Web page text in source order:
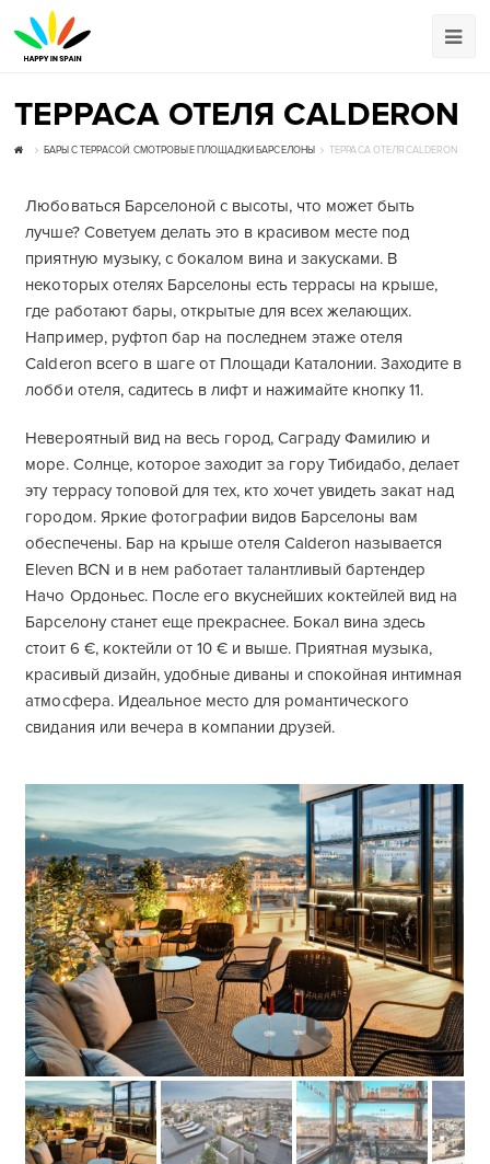
ТЕРРАСА ОТЕЛЯ CALDERON
БАРЫ С ТЕРРАСОЙ,СМОТРОВЫЕ ПЛОЩАДКИ БАРСЕЛОНЫ ТЕРРАСА ОТЕЛЯ CALDERON
Любоваться Барселоной с высоты, что может быть
лучше? Советуем делать это в красивом месте под
приятную музыку, с бокалом вина и закусками. В
некоторых отелях Барселоны есть террасы на крыше,
где работают бары, открытые для всех желающих.
Например, руфтоп бар на последнем этаже отеля
Calderon всего в шаге от Площади Каталонии. Заходите в
лобби отеля, садитесь в лифт и нажимайте кнопку 11.
Невероятный вид на весь город, Саграду Фамилию и
море. Солнце, которое заходит за гору Тибидабо, делает
эту террасу топовой для тех, кто хочет увидеть закат над
городом. Яркие фотографии видов Барселоны вам
обеспечены. Бар на крыше отеля Calderon называется
Eleven BCN и в нем работает талантливый бартендер
Начо Ордоньес. После его вкуснейших коктейлей вид на
Барселону станет еще прекраснее. Бокал вина здесь
стоит 6 €, коктейли от 10 € и выше. Приятная музыка,
красивый дизайн, удобные диваны и спокойная интимная
атмосфера. Идеальное место для романтического
свидания или вечера в компании друзей.